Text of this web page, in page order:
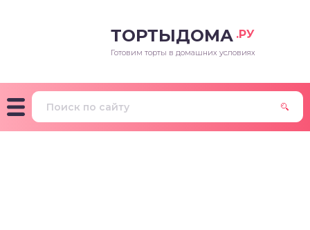
ТОРТЫДОМА .РУ
Готовим торты в домашних условиях